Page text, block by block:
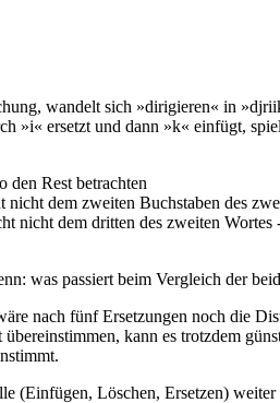
wandelt sich »dirigieren« in
»i« ersetzt und dann »k« einfügt,
den Rest betrachten
nicht dem zweiten Buchstaben des
nicht dem dritten des zweiten
was passiert beim Vergleich der
nach fünf Ersetzungen noch die
kann es trotzdem
(Einfügen, Löschen, Ersetzen)